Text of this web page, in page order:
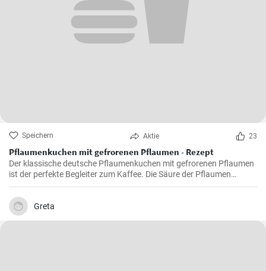
Speichern Aktie 23
Pflaumenkuchen mit gefrorenen Pflaumen - Rezept
Der klassische deutsche Pflaumenkuchen mit gefrorenen Pflaumen
ist der perfekte Begleiter zum Kaffee. Die Säure der Pflaumen
kombiniert mit der Süße des Kuchenteigs ergibt ein harmonisches
Geschmackserlebnis.
Greta